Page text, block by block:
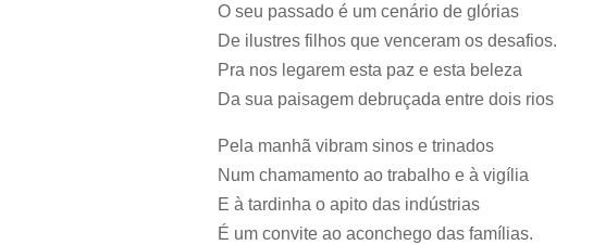
O seu passado é um cenário de glórias
De ilustres filhos que venceram os desafios.
Pra nos legarem esta paz e esta beleza
Da sua paisagem debruçada entre dois rios
Pela manhã vibram sinos e trinados
Num chamamento ao trabalho e à vigília
E à tardinha o apito das indústrias
É um convite ao aconchego das famílias.